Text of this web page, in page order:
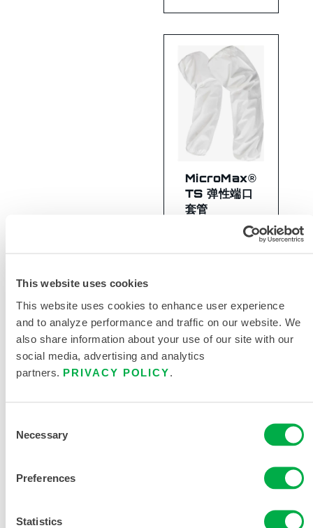
This website uses cookies
This website uses cookies to enhance user experience
and to analyze performance and traffic on our website. We
also share information about your use of our site with our
social media, advertising and analytics
partners. PRIVACY POLICY
Selection
Necessary
Preferences
Statistics
MicroMax®
TS 弹性端口
套管